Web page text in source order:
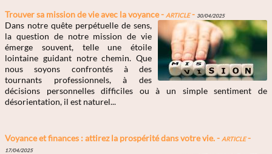
Trouver sa mission de vie avec la voyance -Article- 30/04/2025
Dans notre quête perpétuelle de sens,
la question de notre mission de vie
émerge souvent, telle une étoile
lointaine guidant notre chemin. Que
nous soyons confrontés à des
tournants professionnels, à des
décisions personnelles difficiles ou à un simple sentiment de
désorientation, il est naturel...
Voyance et finances : attirez la prospérité dans votre vie. -Article-
17/04/2025